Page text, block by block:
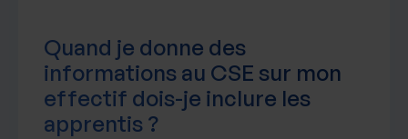
Actualités produit
Notre newsletter
Nos webinaires
Nos livres blancs
Quand je donne des
informations au CSE sur mon
effectif dois-je inclure les
apprentis ?